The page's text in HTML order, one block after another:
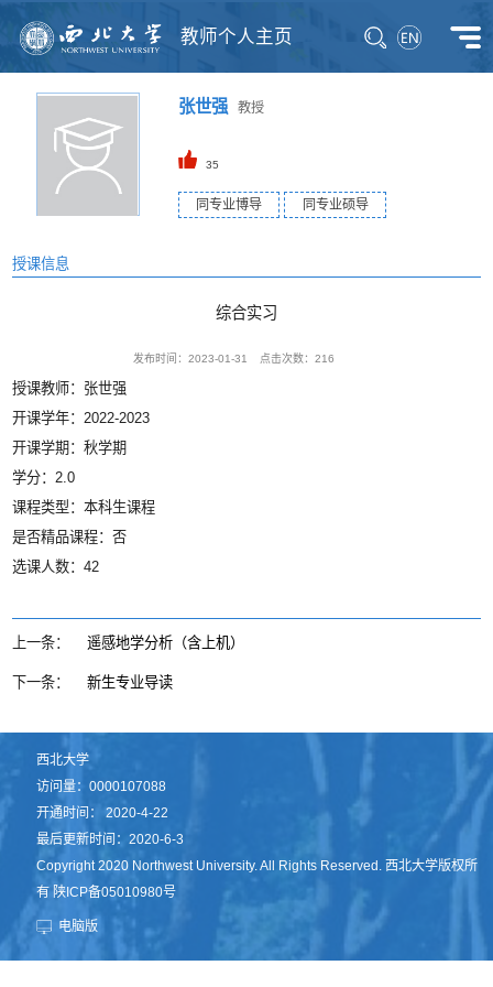
教师个人主页
张世强教授
35
同专业博导 同专业硕导
授课信息
综合实习
发布时间：2023-01-31 点击次数：216
授课教师：张世强
开课学年：2022-2023
开课学期：秋学期
学分：2.0
课程类型：本科生课程
是否精品课程：否
选课人数：42
上一条： 遥感地学分析（含上机）
下一条： 新生专业导读
西北大学
访问量：0000107088
开通时间：2020-4-22
最后更新时间：2020-6-3
Copyright 2020 Northwest University. All Rights Reserved. 西北大学版权所
有 陕ICP备05010980号
电脑版